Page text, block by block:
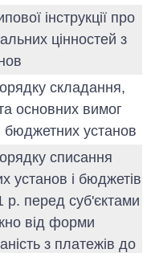
інструкції про
цінностей з
складання,
основних вимог
бюджетних установ
списання
установ і бюджетів
р. перед суб'єктами
від форми
з платежів до